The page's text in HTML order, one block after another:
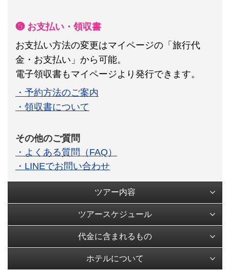
❺ お支払い・領収書
お支払い方法の変更はマイページの「旅行代
金・お支払い」から可能。
電子領収書もマイページより発行できます。
・予約方法のご案内
・領収書について
その他のご質問
・よくある質問（FAQ）
・LINEでお問い合わせ
ツアー内容
ツアースケジュール
代金に含まれるもの
ホテルについて